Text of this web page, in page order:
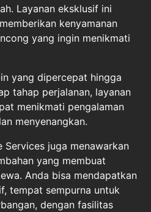
Layanan eksklusif ini
kenyamanan
yang ingin menikmati
yang dipercepat hingga
tahap perjalanan, layanan
menikmati pengalaman
menyenangkan.
Services juga menawarkan
yang membuat
Anda bisa mendapatkan
tempat sempurna untuk
dengan fasilitas